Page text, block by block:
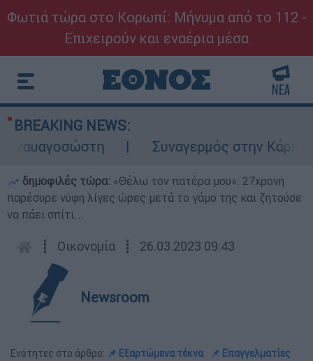
Φωτιά τώρα στο Κορωπί: Μήνυμα από το 112 -
Επιχειρούν και εναέρια μέσα
BREAKING NEWS:
Συναγερμός στην Κάρπαθο:
δημοφιλές τώρα: «Θέλω τον πατέρα μου»: 27χρονη
παρέσυρε νύφη λίγες ώρες μετά το γάμο της και ζητούσε
να πάει σπίτι...
┋ Οικονομία ┋ 26.03.2023 09:43
Newsroom
Ενότητες στο άρθρο: 📌 Εξαρτώμενα τέκνα
📌 Επαγγελματίες